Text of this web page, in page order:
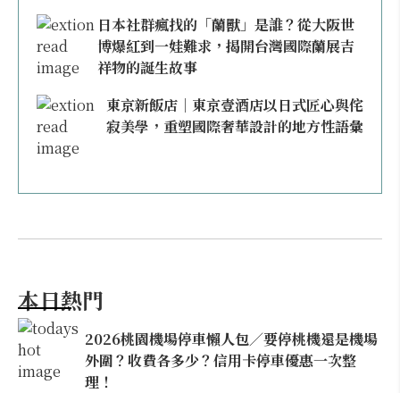
日本社群瘋找的「蘭獸」是誰？從大阪世
博爆紅到一娃難求，揭開台灣國際蘭展吉
祥物的誕生故事
東京新飯店｜東京壹酒店以日式匠心與侘
寂美學，重塑國際奢華設計的地方性語彙
本日熱門
2026桃園機場停車懶人包／要停桃機還是機場
外圍？收費各多少？信用卡停車優惠一次整
理！